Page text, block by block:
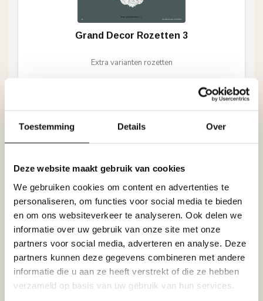
Toestemming Details Over
Deze website maakt gebruik van cookies
We gebruiken cookies om content en advertenties te
personaliseren, om functies voor social media te bieden
en om ons websiteverkeer te analyseren. Ook delen we
informatie over uw gebruik van onze site met onze
partners voor social media, adverteren en analyse. Deze
partners kunnen deze gegevens combineren met andere
informatie die u aan ze heeft verstrekt of die ze hebben
verzameld op basis van uw gebruik van hun services.
Grand Decor Rozetten 3
Extra varianten rozetten